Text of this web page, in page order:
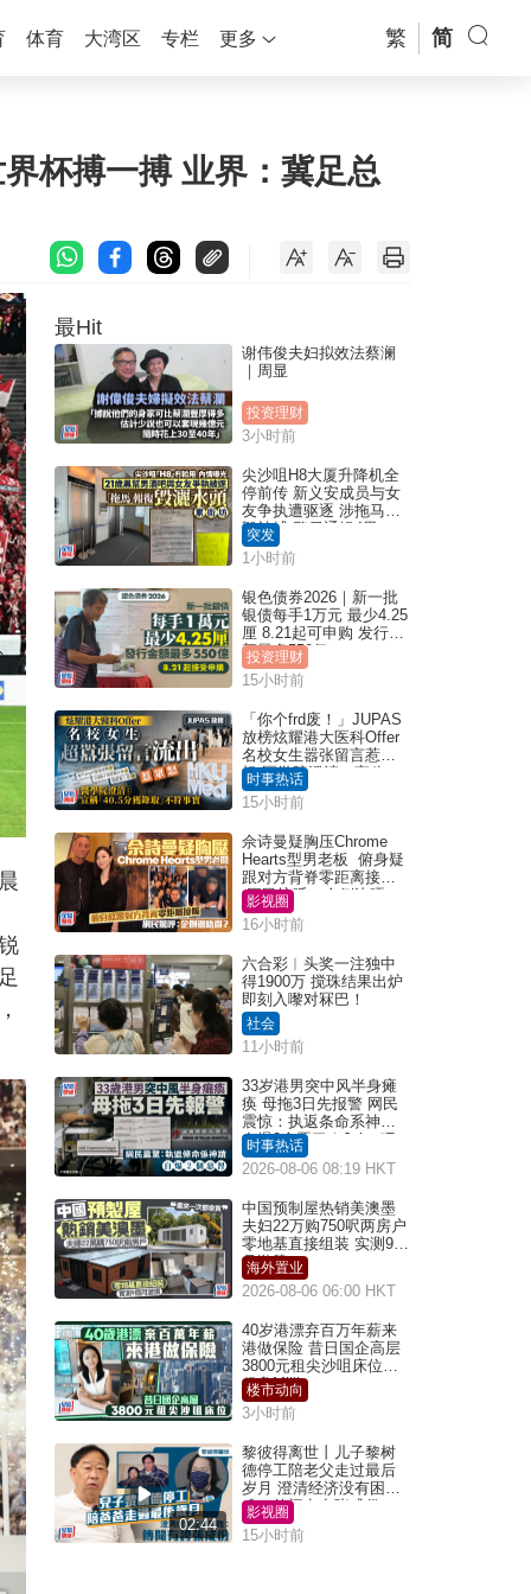
体育 大湾区 专栏 更多 繁 简
杯搏一搏 业界：冀足总
最Hit
谢伟俊夫妇拟效法蔡澜
｜周显
投资理财
3小时前
尖沙咀H8大厦升降机全
停前传 新义安成员与女
友争执遭驱逐 涉拖马刑
毁被捕 警另通缉4男
突发
1小时前
银色债券2026｜新一批
银债每手1万元 最少4.25
厘 8.21起可申购 发行金
额最多550亿
投资理财
15小时前
「你个frd废！」JUPAS
放榜炫耀港大医科Offer
名校女生嚣张留言惹众
怒 医学院澄清：宣称
「40.5分获录取」不符事
实｜Juicy叮
时事热话
15小时前
佘诗曼疑胸压Chrome
Hearts型男老板 俯身疑
跟对方背脊零距离接触
网民惊呼：企侧边唔
得？
影视圈
16小时前
六合彩︱头奖一注独中
得1900万 搅珠结果出炉
即刻入嚟对冧巴！
社会
11小时前
33岁港男突中风半身瘫
痪 母拖3日先报警 网民
震惊：执返条命系神迹
自爆2个恶习｜Juicy叮
时事热话
2026-08-06 08:19 HKT
中国预制屋热销美澳墨
夫妇22万购750呎两房户
零地基直接组装 实测9个
月激赞
海外置业
2026-08-06 06:00 HKT
40岁港漂弃百万年薪来
港做保险 昔日国企高层
3800元租尖沙咀床位｜
租盘Million
楼市动向
3小时前
02:44
黎彼得离世丨儿子黎树
德停工陪老父走过最后
岁月 澄清经济没有困
难：传闻有夸张成份
影视圈
15小时前